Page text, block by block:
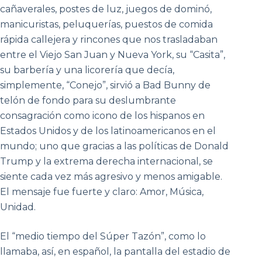
cañaverales, postes de luz, juegos de dominó,
manicuristas, peluquerías, puestos de comida
rápida callejera y rincones que nos trasladaban
entre el Viejo San Juan y Nueva York, su “Casita”,
su barbería y una licorería que decía,
simplemente, “Conejo”, sirvió a Bad Bunny de
telón de fondo para su deslumbrante
consagración como icono de los hispanos en
Estados Unidos y de los latinoamericanos en el
mundo; uno que gracias a las políticas de Donald
Trump y la extrema derecha internacional, se
siente cada vez más agresivo y menos amigable.
El mensaje fue fuerte y claro: Amor, Música,
Unidad.
El “medio tiempo del Súper Tazón”, como lo
llamaba, así, en español, la pantalla del estadio de